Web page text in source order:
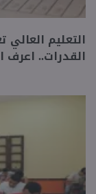
التعليم
القدرات.. اعرف